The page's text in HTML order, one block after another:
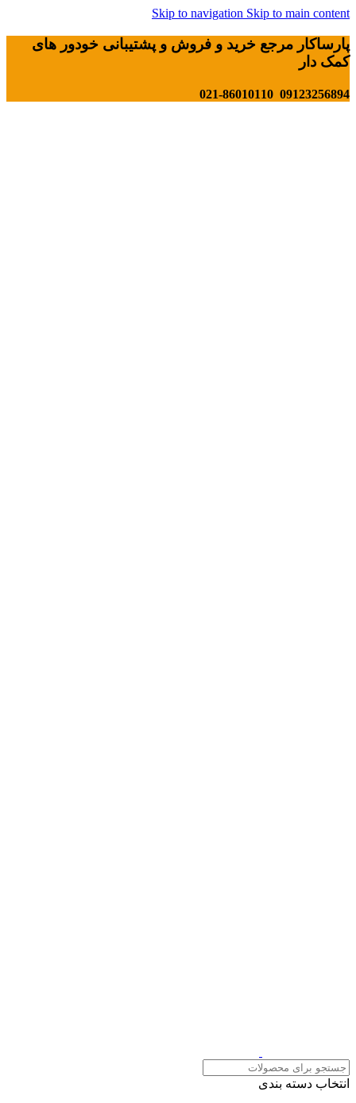
Skip to navigation Skip to main content
پارساکار مرجع خرید و فروش و پشتیبانی خودور های
کمک دار
09123256894 021-86010110
انتخاب دسته بندی